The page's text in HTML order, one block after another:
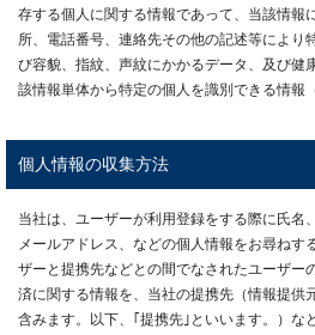
存する個人に関する情報であって、当該情報
所、電話番号、連絡先その他の記述等により
び容貌、指紋、声紋にかかるデータ、及び健
該情報単体から特定の個人を識別できる情報
個人情報の収集方法
当社は、ユーザーが利用登録をする際に氏名
メールアドレス、などの個人情報をお尋ねす
ザーと提携先などとの間でなされたユーザー
済に関する情報を、当社の提携先（情報提供
含みます。以下、｢提携先｣といいます。）な